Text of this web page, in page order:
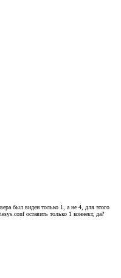
был виден только 1, а не 4, для этого
оставить только 1 коннект, да?